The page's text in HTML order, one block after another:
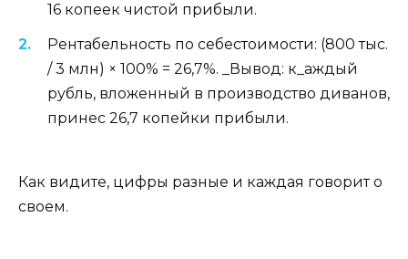
16 копеек чистой прибыли.
Рентабельность по себестоимости: (800 тыс.
/ 3 млн) × 100% = 26,7%. _Вывод: к_аждый
рубль, вложенный в производство диванов,
принес 26,7 копейки прибыли.
Как видите, цифры разные и каждая говорит о
своем.